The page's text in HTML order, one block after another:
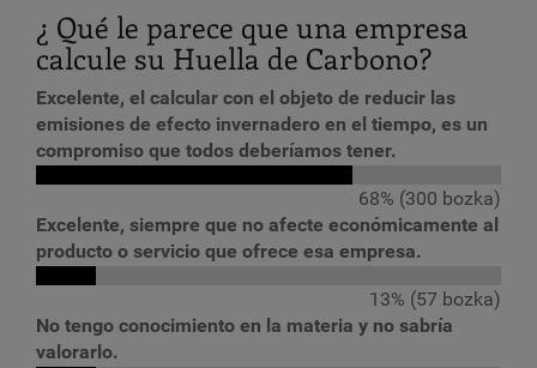
¿ Qué le parece que una empresa
calcule su Huella de Carbono?
Excelente, el calcular con el objeto de reducir las
emisiones de efecto invernadero en el tiempo, es un
compromiso que todos deberíamos tener.
68% (300 bozka)
Excelente, siempre que no afecte económicamente al
producto o servicio que ofrece esa empresa.
13% (57 bozka)
No tengo conocimiento en la materia y no sabría
valorarlo.